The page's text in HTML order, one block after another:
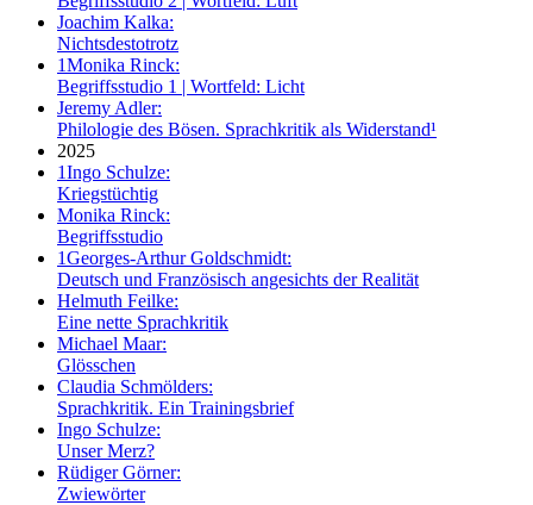
Joachim Kalka:
Nichtsdestotrotz
1Monika Rinck:
Begriffsstudio 1 | Wortfeld: Licht
Jeremy Adler:
Philologie des Bösen. Sprachkritik als Widerstand¹
2025
1Ingo Schulze:
Kriegstüchtig
Monika Rinck:
Begriffsstudio
1Georges-Arthur Goldschmidt:
Deutsch und Französisch angesichts der Realität
Helmuth Feilke:
Eine nette Sprachkritik
Michael Maar:
Glösschen
Claudia Schmölders:
Sprachkritik. Ein Trainingsbrief
Ingo Schulze:
Unser Merz?
Rüdiger Görner:
Zwiewörter